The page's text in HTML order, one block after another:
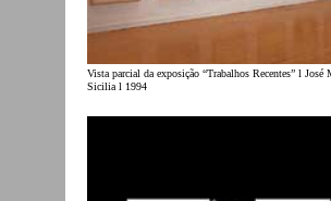
Vista parcial da exposição “Trabalhos Recentes” l José
Sicilia l 1994